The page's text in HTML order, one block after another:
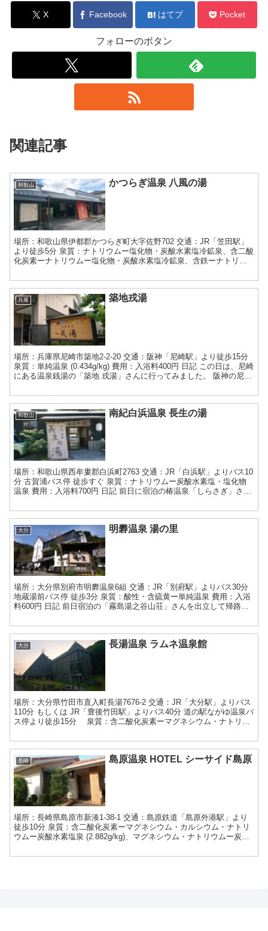
X Facebook はてブ Pocket
フォローのボタン
関連記事
和歌山 かつらぎ温泉 八風の湯
場所：和歌山県伊都郡かつらぎ町大字佐野702 交通：JR「笠田駅」
より徒歩5分 泉質：ナトリウムー塩化物・炭酸水素塩冷鉱泉、含二酸
化炭素ーナトリウムー塩化物・炭酸水素塩冷鉱泉、含鉄ーナトリウ
兵庫 築地戎湯
場所：兵庫県尼崎市築地2-2-20 交通：阪神「尼崎駅」より徒歩15分
泉質：単純温泉 (0.434g/kg) 費用：入浴料400円 日記 この日は、尼崎
にある温泉銭湯の「築地 戎湯」さんに行ってみました。 阪神の尼崎
和歌山 南紀白浜温泉 長生の湯
場所：和歌山県西牟婁郡白浜町2763 交通：JR「白浜駅」よりバス10
分 古賀浦バス停 徒歩すぐ 泉質：ナトリウムー炭酸水素塩・塩化物
温泉 費用：入浴料700円 日記 前日に宿泊の椿温泉「しらさぎ」さん
大分 明礬温泉 湯の里
場所：大分県別府市明礬温泉6組 交通：JR「別府駅」よりバス30分
地蔵湯前バス停 徒歩3分 泉質：酸性・含硫黄ー単純温泉 費用：入浴
料600円 日記 前日宿泊の「霧島湯之谷山荘」さんを出立して帰路に
大分 長湯温泉 ラムネ温泉館
場所：大分県竹田市直入町長湯7676-2 交通：JR「大分駅」よりバス
110分 もしくは JR「豊後竹田駅」よりバス40分 道の駅ながゆ温泉バ
ス停より徒歩15分 泉質：含二酸化炭素ーマグネシウム・ナトリウ
長崎 島原温泉 HOTEL シーサイド島原
場所：長崎県島原市新湊1-38-1 交通：島原鉄道「島原外港駅」より
徒歩10分 泉質：含二酸化炭素ーマグネシウム・カルシウム・ナトリ
ウムー炭酸水素塩泉 (2.882g/kg)、マグネシウム・ナトリウムー炭酸